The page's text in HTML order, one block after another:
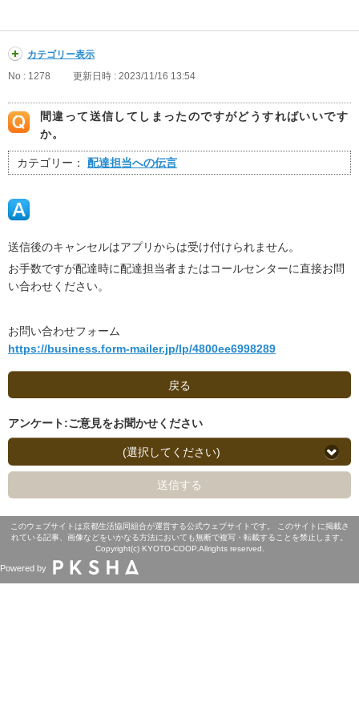
カテゴリー表示
No : 1278
更新日時 : 2023/11/16 13:54
間違って送信してしまったのですがどうすればいいです
か。
カテゴリー： 配達担当への伝言
送信後のキャンセルはアプリからは受け付けられません。
お手数ですが配達時に配達担当者またはコールセンターに直接お問
い合わせください。
お問い合わせフォーム
https://business.form-mailer.jp/lp/4800ee6998289
戻る
アンケート:ご意見をお聞かせください
(選択してください)
送信する
このウェブサイトは京都生活協同組合が運営する公式ウェブサイトです。 このサイトに掲載さ
れている記事、画像などをいかなる方法においても無断で複写・転載することを禁止します。
Copyright(c) KYOTO-COOP.Allrights reserved.
Powered by